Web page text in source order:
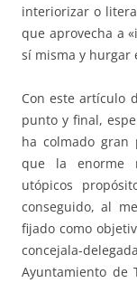
interiorizar o
que aprovecha a
sí misma y hurgar
Con este artículo
punto y final,
ha colmado gran
que la enorme
utópicos
conseguido, al
fijado como
concejala-
Ayuntamiento de